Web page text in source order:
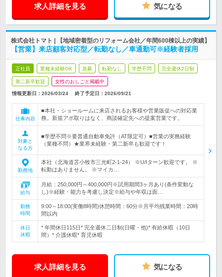
求人詳細を見る 気になる
株式会社トマト | 【地域密着型のリフォーム会社／年間600棟以上の実績】
【営業】来店顧客対応型／転勤なし／車通勤可※経験者採用
正社員 業種未経験OK 急募 転勤なし 学歴不問 完全週休2日制
第二新卒歓迎 女性のおしごと掲載中
情報更新日：2026/03/24 終了予定日： 2026/09/21
仕事内容
■本社・ショールームに来店されるお客様や営業販促への対応業
務。新規アポ取りはなく、商談確定先への提案営業です。
対象と
なる方
■学歴不問※要普通自動車免許（AT限定可）■営業の実務経験
（業種不問）★業界未経験・第二新卒も歓迎です！
勤務地
本社（北海道苫小牧市三光町2‐1‐24） ※U/Iターン歓迎です。 ※
転勤はありません。 ※マイカ…
給与
月給：250,000円～400,000円※試用期間3ヶ月あり(条件変動な
し)※経験・能力を考慮し決定※給与や年収は面…
勤務
時間
9:00～18:00(実働8時間)休憩時間：60分※月平均残業時間：20時
間以内
休日
休暇
* 年間休日115日* 完全週休二日制(日曜・他)* 有給休暇（10日
間）* 介護休暇* 育児休暇
求人詳細を見る 気になる